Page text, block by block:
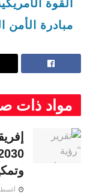
القوة
مبادرة الأمن
مواد ذات
أغسطس 5,